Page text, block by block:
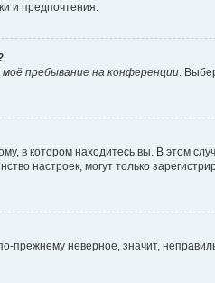
и предпочтения.
пребывание на конференции.
в котором находитесь вы. В этом
настроек, могут только
прежнему неверное, значит,